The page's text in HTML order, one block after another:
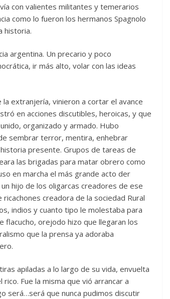
con valientes militantes y temerarios
como lo fueron los hermanos Spagnolo
historia.
argentina. Un precario y poco
ir más alto, volar con las ideas
extranjería, vinieron a cortar el avance
en acciones discutibles, heroicas, y que
organizado y armado. Hubo
sembrar terror, mentira, enhebrar
presente. Grupos de tareas de
las brigadas para matar obrero como
en marcha el más grande acto der
hijo de los oligarcas creadores de ese
creadora de la sociedad Rural
indios y cuanto tipo le molestaba para
flacucho, orejodo hizo que llegaran los
que la prensa ya adoraba
apiladas a lo largo de su vida, envuelta
Fue la misma que vió arrancar a
será…será que nunca pudimos discutir